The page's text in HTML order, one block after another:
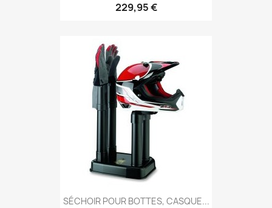
229,95 €
SÉCHOIR POUR BOTTES, CASQUE...